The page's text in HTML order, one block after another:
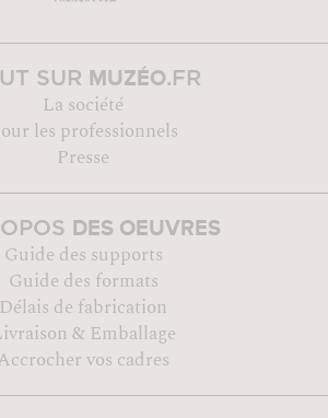
SUR MUZÉO.FR
La société
les professionnels
Presse
DES OEUVRES
Guide des supports
Guide des formats
Délais de fabrication
& Emballage
vos cadres